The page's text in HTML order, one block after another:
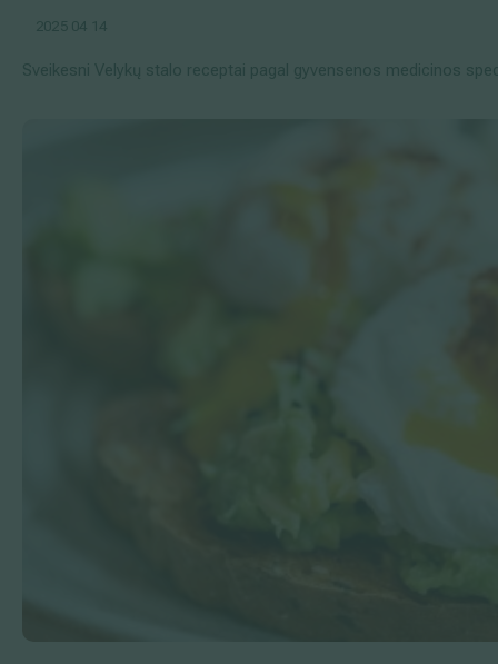
2025 04 14
Sveikesni Velykų stalo receptai pagal gyvensenos medicinos